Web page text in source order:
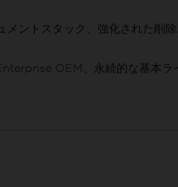
メントスタック、強化された削
OEM、永続的な基本ラ